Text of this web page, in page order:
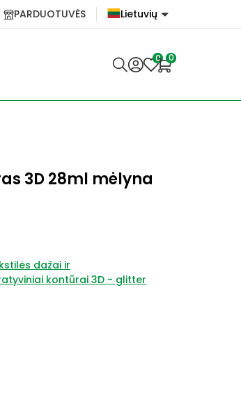
PARDUOTUVĖS
Lietuvių
Lietuvių
0 0
3D 28ml mėlyna
dažai ir
kontūrai 3D - glitter